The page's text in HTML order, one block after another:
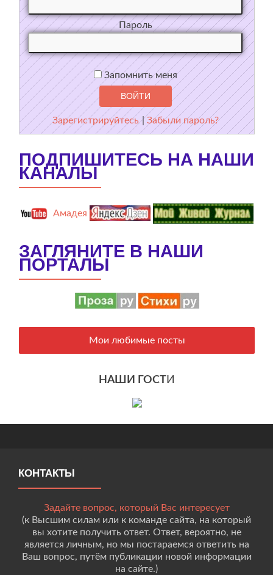
Пароль
Запомнить меня
Зарегистрируйтесь |Забыли пароль?
ПОДПИШИТЕСЬ НА НАШИ
КАНАЛЫ
Амадея
ЗАГЛЯНИТЕ В НАШИ
ПОРТАЛЫ
Мои любимые посты
НАШИ ГОСТИ
КОНТАКТЫ
Задайте вопрос, который Вас интересует
(к Высшим силам или к команде сайта, на который
вы хотите получить ответ. Ответ, вероятно, не
является личным, но мы постараемся ответить на
Ваш вопрос, путём публикации новой информации
на сайте.)